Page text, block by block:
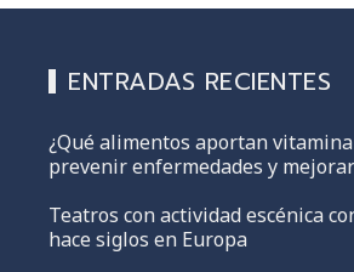
ENTRADAS RECIENTES
¿Qué alimentos aportan
prevenir enfermedades y
Teatros con actividad escénica
hace siglos en Europa